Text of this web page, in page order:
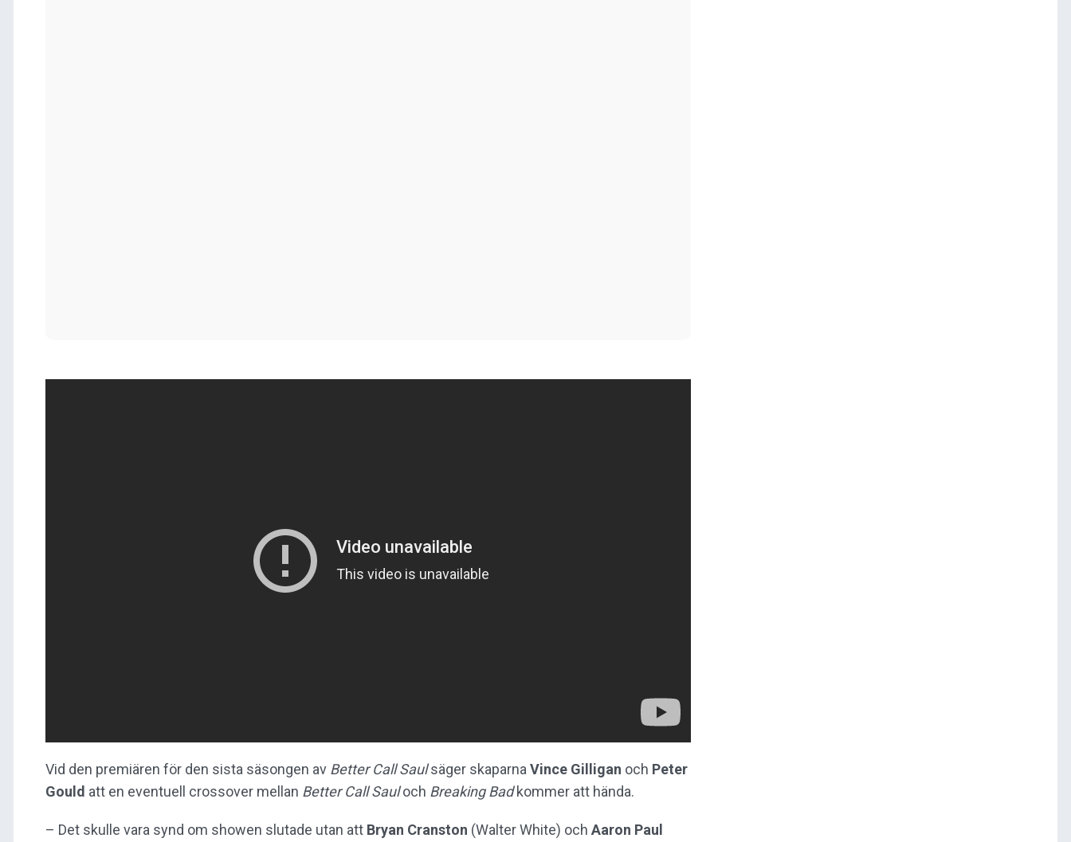
Vid den premiären för den sista säsongen av Better Call Saulsäger skaparna Vince Gilligan och Peter
Gould att en eventuell crossover mellan Better Call Sauloch Breaking Badkommer att hända.
– Det skulle vara synd om showen slutade utan att Bryan Cranston (Walter White) och Aaron Paul